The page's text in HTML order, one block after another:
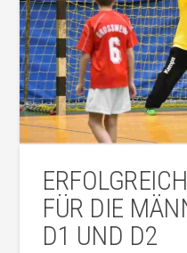
FÜR DIE
D1 UND D2